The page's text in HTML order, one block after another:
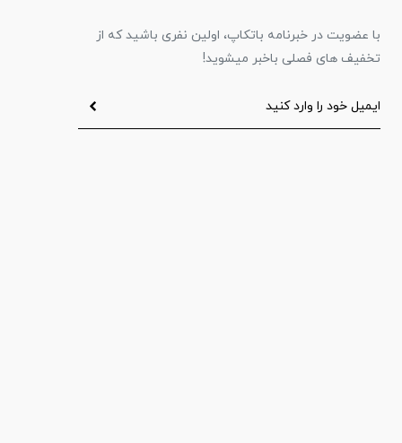
با عضویت در خبرنامه باتکاپ، اولین نفری باشید که از
تخفیف های فصلی باخبر میشوید!